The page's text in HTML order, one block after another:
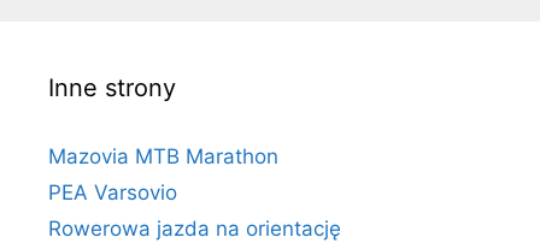
Inne strony
Mazovia MTB Marathon
PEA Varsovio
Rowerowa jazda na orientację